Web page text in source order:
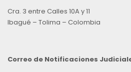
Cra. 3 entre Calles 10A y 11
Ibagué – Tolima – Colombia
Correo de Notificaciones